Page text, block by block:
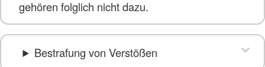
gehören folglich nicht dazu.
Bestrafung von Verstößen